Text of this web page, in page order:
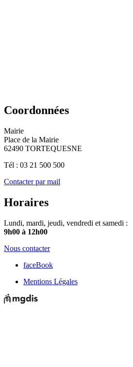
Coordonnées
Mairie
Place de la Mairie
62490 TORTEQUESNE
Tél : 03 21 500 500
Contacter par mail
Horaires
Lundi, mardi, jeudi, vendredi et samedi :
9h00 à 12h00
Nous contacter
faceBook
Mentions Légales